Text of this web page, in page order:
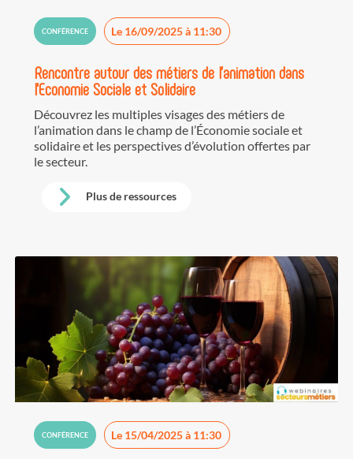
CONFÉRENCE Le 16/09/2025 à 11:30
Rencontre autour des métiers de l'animation dans
l'Economie Sociale et Solidaire
Découvrez les multiples visages des métiers de
l’animation dans le champ de l’Économie sociale et
solidaire et les perspectives d’évolution offertes par
le secteur.
Plus de ressources
CONFÉRENCE Le 15/04/2025 à 11:30